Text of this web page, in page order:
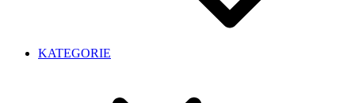
KATEGORIE